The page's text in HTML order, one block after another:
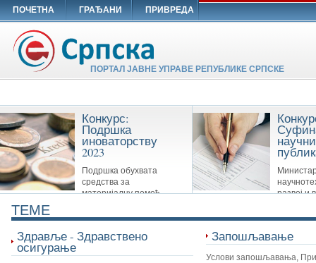
ПОЧЕТНА ГРАЂАНИ ПРИВРЕДА
ПОРТАЛ ЈАВНЕ УПРАВЕ РЕПУБЛИКЕ СРПСКЕ
развој и
публикације: Научне
Конкурс:
Подршка
иноваторству
2023
Подршка обухвата
средства за
материјалну помоћ
иноватора Републике Српске,
иноватора и другим
TEME
Здравље - Здравствено
осигурање
Запошљавање
Услови запошљавања,